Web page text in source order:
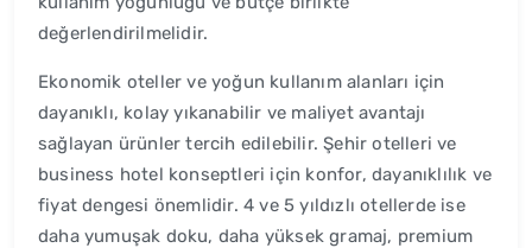
değerlendirilmelidir.
Ekonomik oteller ve yoğun kullanım alanları için
dayanıklı, kolay yıkanabilir ve maliyet avantajı
sağlayan ürünler tercih edilebilir. Şehir otelleri ve
business hotel konseptleri için konfor, dayanıklılık ve
fiyat dengesi önemlidir. 4 ve 5 yıldızlı otellerde ise
daha yumuşak doku, daha yüksek gramaj, premium